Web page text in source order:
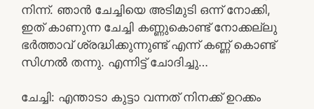
നിന്ന്. ഞാൻ ചേച്ചിയെ അടിമുടി ഒന്ന് നോക്കി,
ഇത് കാണുന്ന ചേച്ചി കണ്ണുകൊണ്ട് നോക്കല്ലു
ഭർത്താവ് ശ്രദ്ധിക്കുന്നുണ്ട് എന്ന് കണ്ണ് കൊണ്ട്
സിഗ്നൽ തന്നു. എന്നിട്ട് ചോദിച്ചു…
ചേച്ചി: എന്താടാ കുട്ടാ വന്നത് നിനക്ക് ഉറക്കം